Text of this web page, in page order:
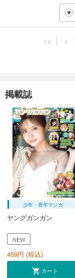
<< <
掲載誌
少年・青年マンガ
ヤングガンガン
NEW
459円 (税込)
カート